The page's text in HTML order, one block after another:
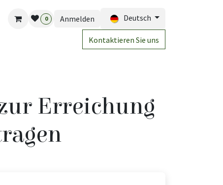
0 Anmelden Deutsch
Kontaktieren Sie uns
Erreichung